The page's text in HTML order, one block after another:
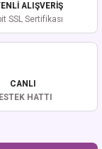
ALIŞVERİŞ
SSL Sertifikası
CANLI
HATTI